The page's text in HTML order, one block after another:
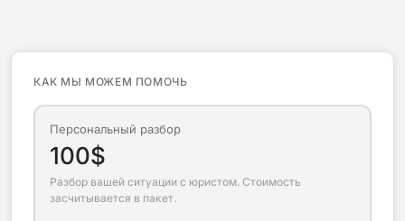
КАК МЫ МОЖЕМ ПОМОЧЬ
Персональный разбор
100$
Разбор вашей ситуации с юристом. Стоимость
засчитывается в пакет.